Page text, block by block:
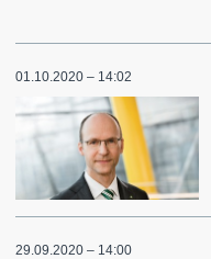
01.10.2020 – 14:02
29.09.2020 – 14:00